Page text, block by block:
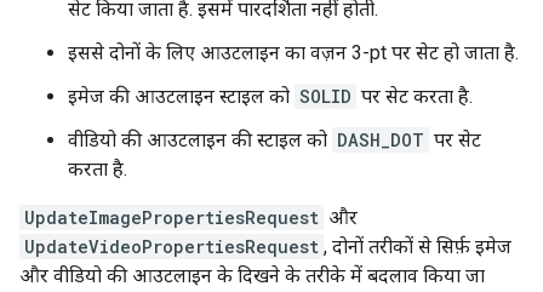
सेट किया जाता है. इसमें पारदर्शिता नहीं होती.
इससे दोनों के लिए आउटलाइन का वज़न 3-pt पर सेट हो जाता है.
इमेज की आउटलाइन स्टाइल को SOLID पर सेट करता है.
वीडियो की आउटलाइन की स्टाइल को DASH_DOT पर सेट
करता है.
UpdateImagePropertiesRequest और
UpdateVideoPropertiesRequest , दोनों तरीकों से सिर्फ़ इमेज
और वीडियो की आउटलाइन के दिखने के तरीके में बदलाव किया जा